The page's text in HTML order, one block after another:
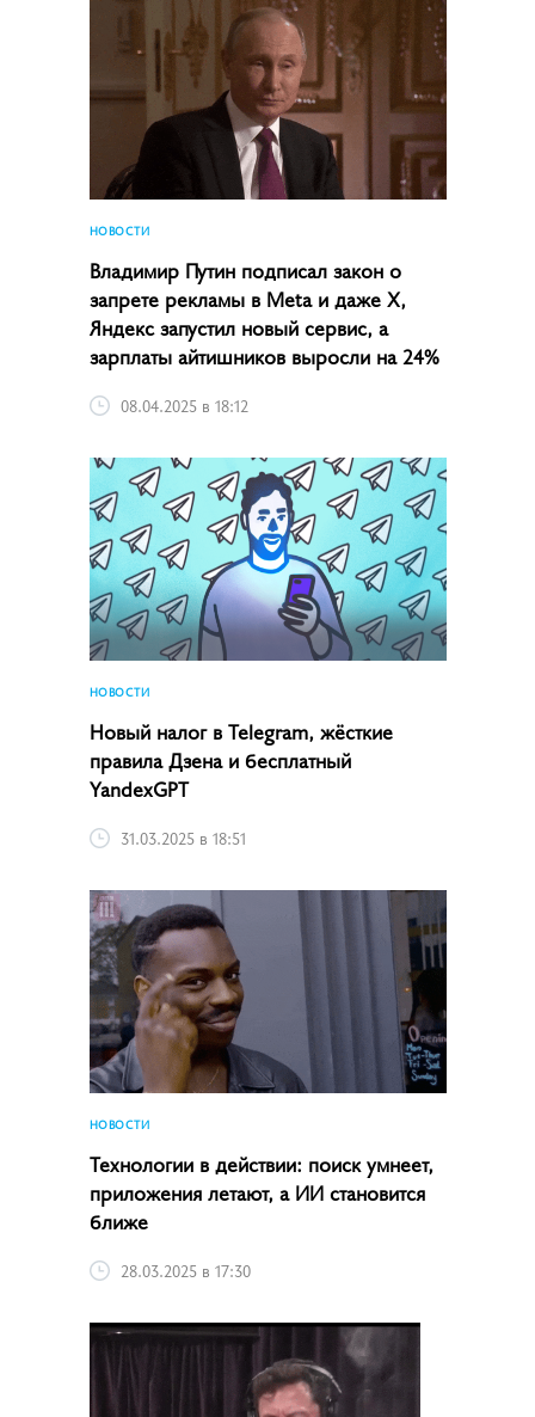
НОВОСТИ
Владимир Путин подписал закон о
запрете рекламы в Meta и даже X,
Яндекс запустил новый сервис, а
зарплаты айтишников выросли на 24%
08.04.2025 в 18:12
НОВОСТИ
Новый налог в Telegram, жёсткие
правила Дзена и бесплатный
YandexGPT
31.03.2025 в 18:51
НОВОСТИ
Технологии в действии: поиск умнеет,
приложения летают, а ИИ становится
ближе
28.03.2025 в 17:30